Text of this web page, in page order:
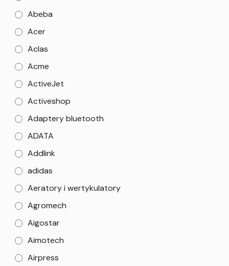
Abeba
Acer
Aclas
Acme
ActiveJet
Activeshop
Adaptery bluetooth
ADATA
Addlink
adidas
Aeratory i wertykulatory
Agromech
Aigostar
Aimotech
Airpress